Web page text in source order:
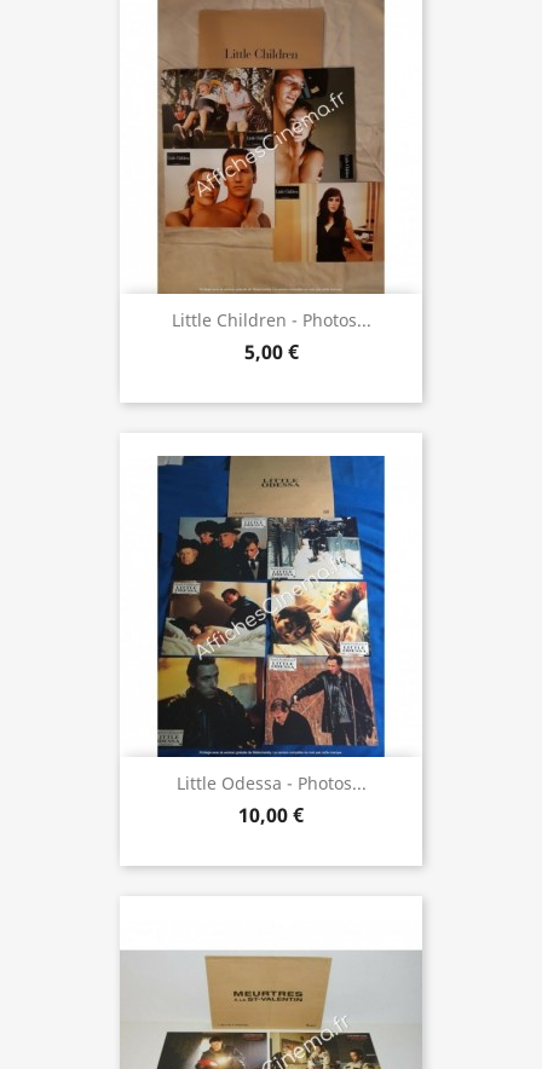
Little Children - Photos...
5,00 €
Little Odessa - Photos...
10,00 €